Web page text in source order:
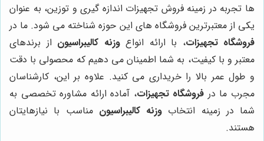
ها تجربه در زمینه فروش تجهیزات اندازه گیری و توزین، به عنوان
یکی از معتبرترین فروشگاه های این حوزه شناخته می شود. ما در
فروشگاه تجهیزات، با ارائه انواعوزنه کالیبراسیون از برندهای
معتبر و با کیفیت، به شما اطمینان می دهیم که محصولی با دقت
و طول عمر بالا را خریداری می کنید. علاوه بر این، کارشناسان
مجرب ما در فروشگاه تجهیزات، آماده ارائه مشاوره تخصصی به
شما در زمینه انتخاب وزنه کالیبراسیون مناسب با نیازهایتان
هستند.